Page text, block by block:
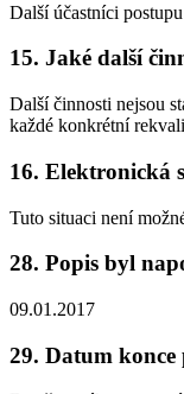
Další účastníci
15. Jaké další
Další činnosti nejsou
každé konkrétní
16. Elektronická
Tuto situaci není
28. Popis byl
09.01.2017
29. Datum